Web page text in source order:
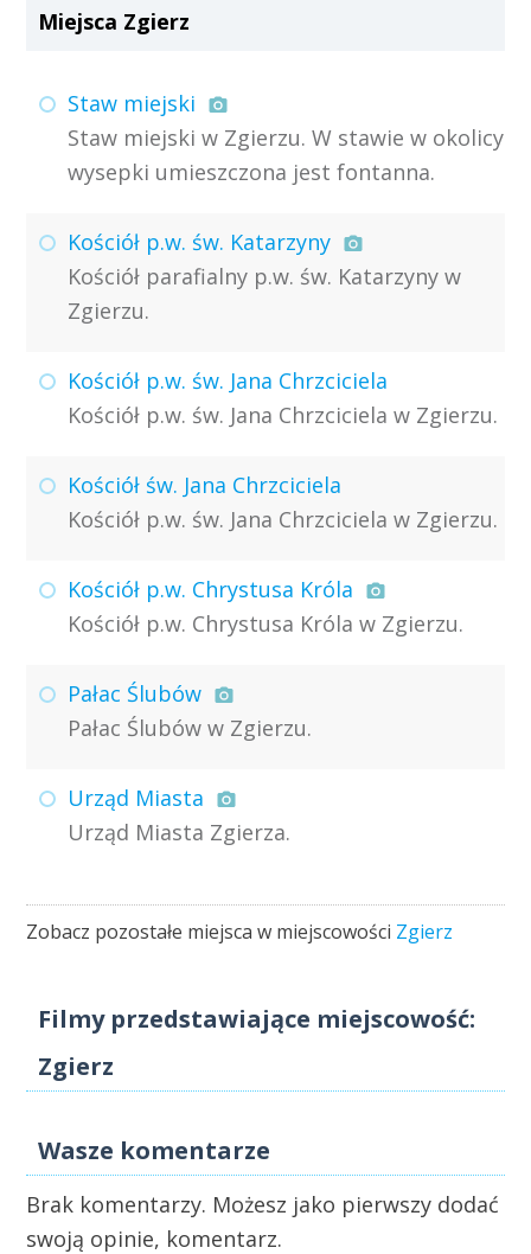
Miejsca Zgierz
Staw miejski
Staw miejski w Zgierzu. W stawie w okolicy
wysepki umieszczona jest fontanna.
Kościół p.w. św. Katarzyny
Kościół parafialny p.w. św. Katarzyny w
Zgierzu.
Kościół p.w. św. Jana Chrzciciela
Kościół p.w. św. Jana Chrzciciela w Zgierzu.
Kościół św. Jana Chrzciciela
Kościół p.w. św. Jana Chrzciciela w Zgierzu.
Kościół p.w. Chrystusa Króla
Kościół p.w. Chrystusa Króla w Zgierzu.
Pałac Ślubów
Pałac Ślubów w Zgierzu.
Urząd Miasta
Urząd Miasta Zgierza.
Zobacz pozostałe miejsca w miejscowości Zgierz
Filmy przedstawiające miejscowość:
Zgierz
Wasze komentarze
Brak komentarzy. Możesz jako pierwszy dodać
swoją opinie, komentarz.